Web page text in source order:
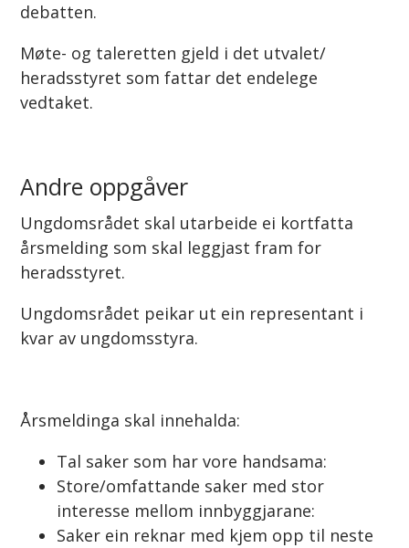
debatten.
Møte- og taleretten gjeld i det utvalet/
heradsstyret som fattar det endelege
vedtaket.
Andre oppgåver
Ungdomsrådet skal utarbeide ei kortfatta
årsmelding som skal leggjast fram for
heradsstyret.
Ungdomsrådet peikar ut ein representant i
kvar av ungdomsstyra.
Årsmeldinga skal innehalda:
Tal saker som har vore handsama:
Store/omfattande saker med stor
interesse mellom innbyggjarane:
Saker ein reknar med kjem opp til neste